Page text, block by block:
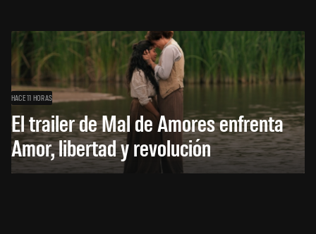
HACE 11 HORAS
El trailer de Mal de Amores enfrenta
Amor, libertad y revolución